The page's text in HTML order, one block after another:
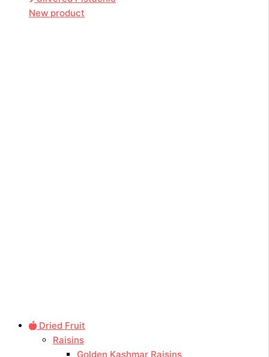
New product
Dried Fruit
Raisins
Golden Kashmar Raisins